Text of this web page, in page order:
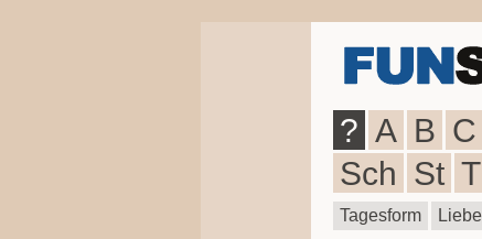
? A B C
Sch St T
Tagesform